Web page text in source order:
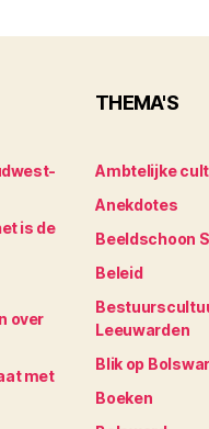
is de
over
met
THEMA'S
Ambtelijke
Anekdotes
Beeldschoon
Beleid
Leeuwarden
Blik op
Boeken